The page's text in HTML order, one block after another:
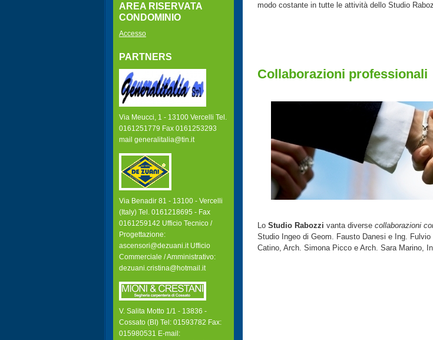
modo costante in tutte le attività dello Studio
Collaborazioni professionali
Lo Studio Rabozzi vanta diverse collaborazioni
Studio Ingeo di Geom. Fausto Danesi e Ing.
Catino, Arch. Simona Picco e Arch. Sara Marino,
AREA RISERVATA
CONDOMINIO
Accesso
PARTNERS
Via Meucci, 1 - 13100 Vercelli Tel.
0161251779 Fax 0161253293
mail generalitalia@tin.it
Via Benadir 81 - 13100 - Vercelli
(Italy) Tel. 0161218695 - Fax
0161259142 Ufficio Tecnico /
Progettazione:
ascensori@dezuani.it Ufficio
Commerciale / Amministrativo:
dezuani.cristina@hotmail.it
V. Salita Motto 1/1 - 13836 -
Cossato (BI) Tel: 01593782 Fax:
015980531 E-mail: